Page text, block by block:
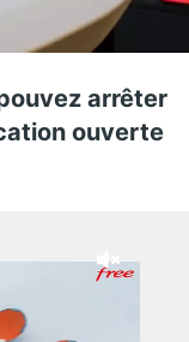
arrêter
ouverte